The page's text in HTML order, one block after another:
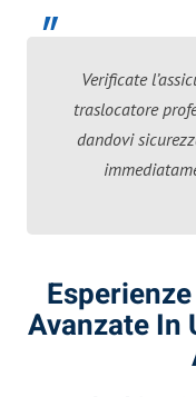
Verificate
traslocatore
dandovi
Avanzate In